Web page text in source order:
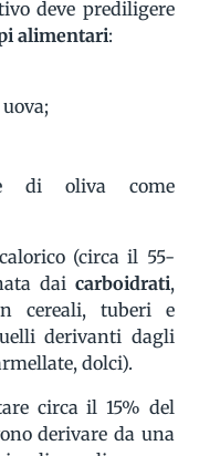
deve prediligere
alimentari:
di oliva come
(circa il 55-
dai carboidrati,
cereali, tuberi e
derivanti dagli
dolci).
circa il 15% del
derivare da una